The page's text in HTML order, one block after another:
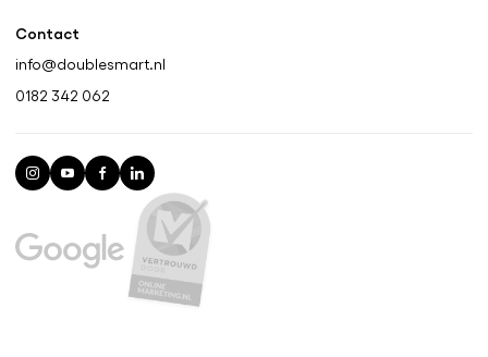
Contact
info@doublesmart.nl
0182 342 062